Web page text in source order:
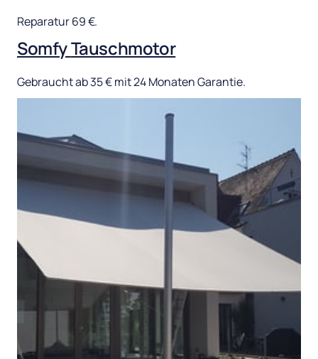
Reparatur 69 €.
Somfy Tauschmotor
Gebraucht ab 35 € mit 24 Monaten Garantie.